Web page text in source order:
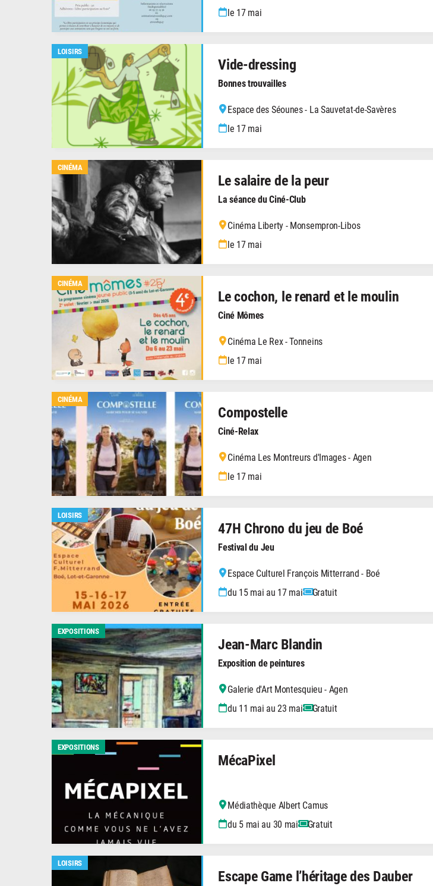
le 17 mai
LOISIRS
Vide-dressing
Bonnes trouvailles
Espace des Séounes - La Sauvetat-de-Savères
le 17 mai
CINÉMA
Le salaire de la peur
La séance du Ciné-Club
Cinéma Liberty - Monsempron-Libos
le 17 mai
CINÉMA
Le cochon, le renard et le moulin
Ciné Mômes
Cinéma Le Rex - Tonneins
le 17 mai
CINÉMA
Compostelle
Ciné-Relax
Cinéma Les Montreurs d'Images - Agen
le 17 mai
LOISIRS
47H Chrono du jeu de Boé
Festival du Jeu
Espace Culturel François Mitterrand - Boé
du 15 mai au 17 mai
Gratuit
EXPOSITIONS
Jean-Marc Blandin
Exposition de peintures
Galerie d'Art Montesquieu - Agen
du 11 mai au 23 mai
Gratuit
EXPOSITIONS
MécaPixel
Médiathèque Albert Camus
du 5 mai au 30 mai
Gratuit
LOISIRS
Escape Game l’héritage des Dauber